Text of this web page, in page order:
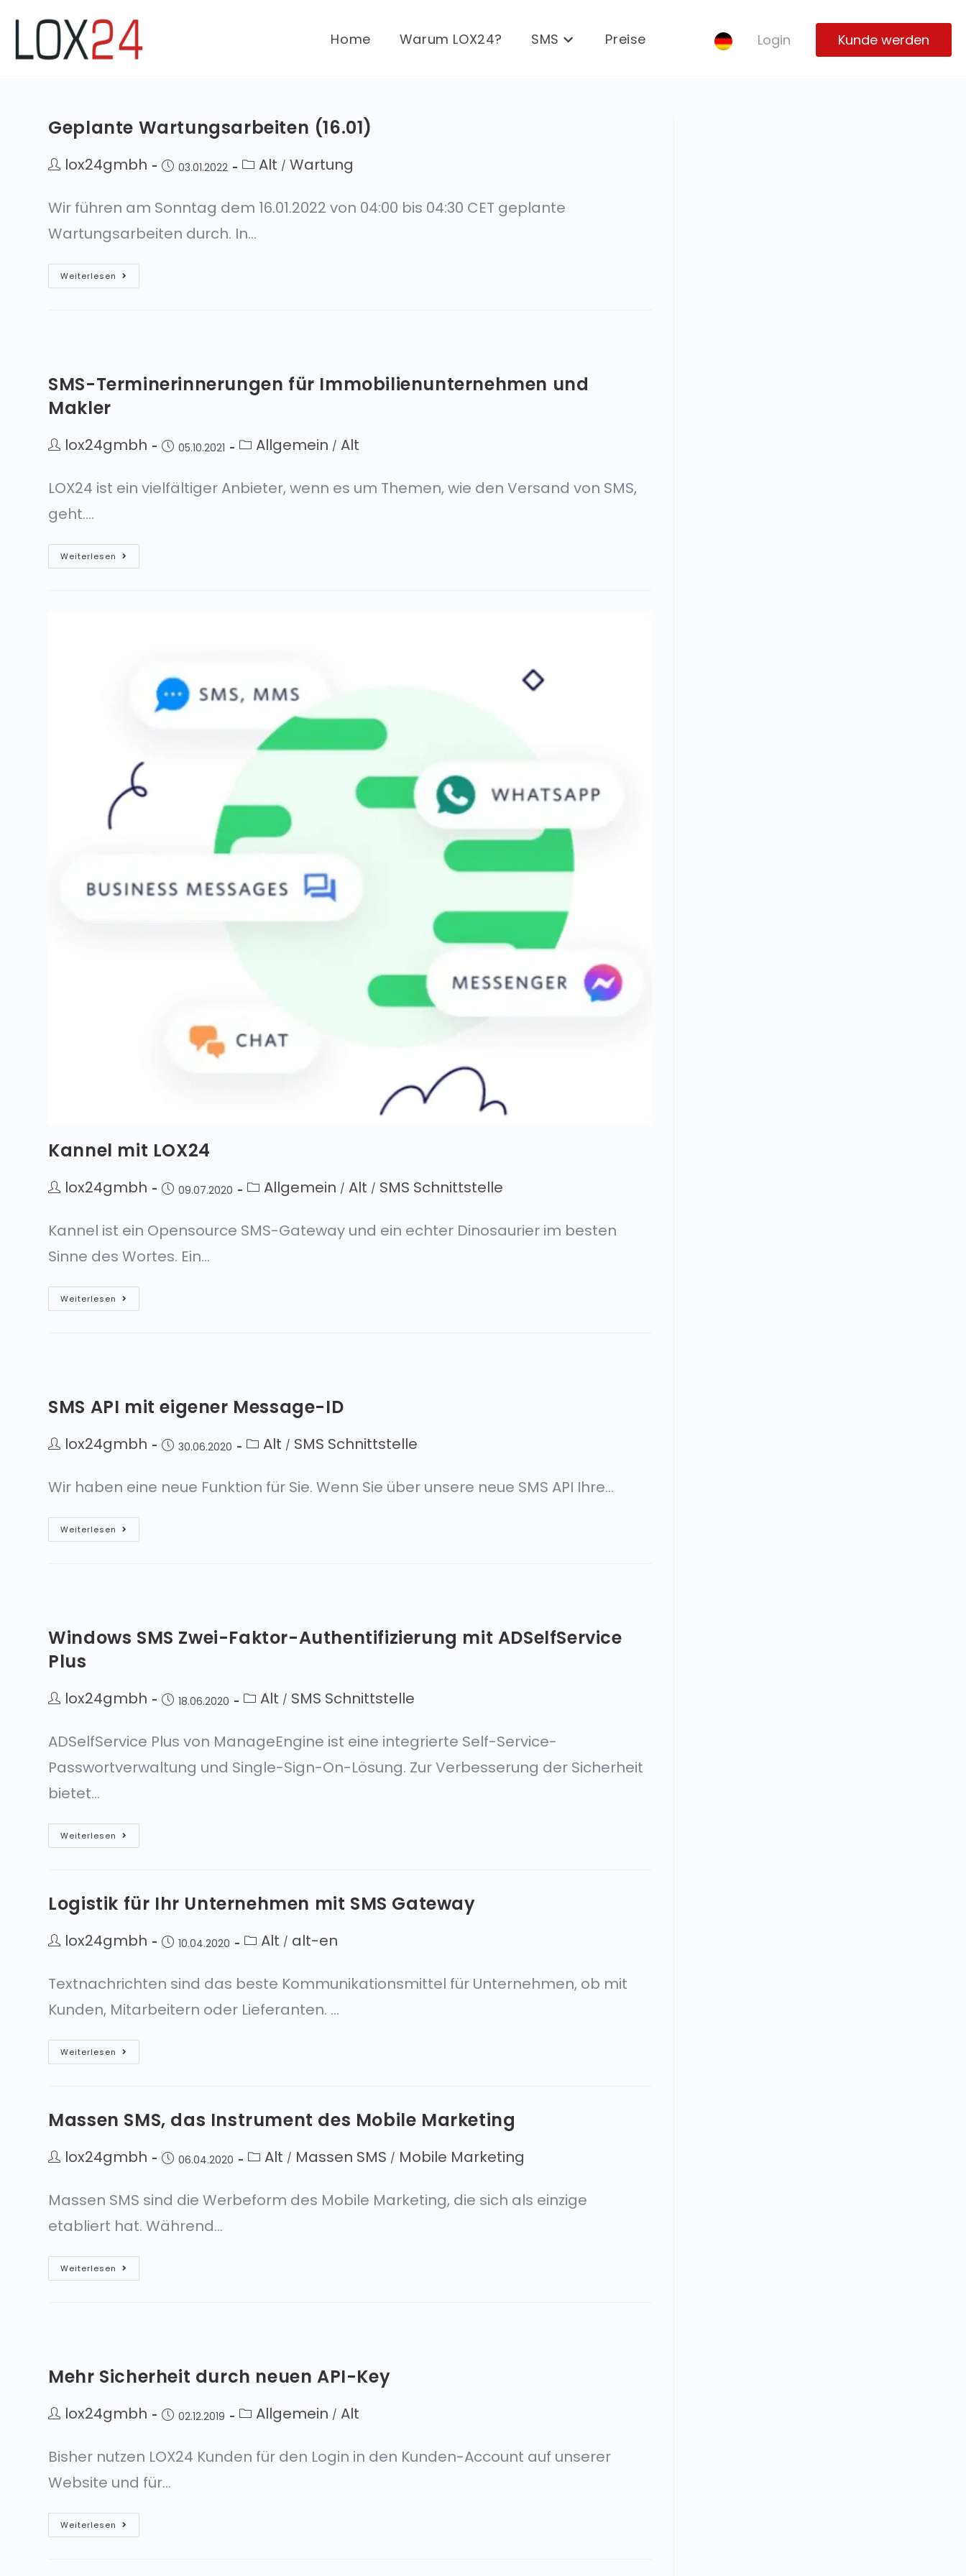
Login Kunde werden
Home Warum LOX24? SMS Preise
Geplante Wartungsarbeiten (16.01)
lox24gmbh 03.01.2022 Alt / Wartung
Wir führen am Sonntag dem 16.01.2022 von 04:00 bis 04:30 CET geplante
Wartungsarbeiten durch. In…
Weiterlesen
SMS-Terminerinnerungen für Immobilienunternehmen und
Makler
lox24gmbh 05.10.2021 Allgemein / Alt
LOX24 ist ein vielfältiger Anbieter, wenn es um Themen, wie den Versand von SMS,
geht.…
Weiterlesen
Kannel mit LOX24
lox24gmbh 09.07.2020 Allgemein / Alt / SMS Schnittstelle
Kannel ist ein Opensource SMS-Gateway und ein echter Dinosaurier im besten
Sinne des Wortes. Ein…
Weiterlesen
SMS API mit eigener Message-ID
lox24gmbh 30.06.2020 Alt / SMS Schnittstelle
Wir haben eine neue Funktion für Sie. Wenn Sie über unsere neue SMS API Ihre…
Weiterlesen
Windows SMS Zwei-Faktor-Authentifizierung mit ADSelfService
Plus
lox24gmbh 18.06.2020 Alt / SMS Schnittstelle
ADSelfService Plus von ManageEngine ist eine integrierte Self-Service-
Passwortverwaltung und Single-Sign-On-Lösung. Zur Verbesserung der Sicherheit
bietet…
Weiterlesen
Logistik für Ihr Unternehmen mit SMS Gateway
lox24gmbh 10.04.2020 Alt / alt-en
Textnachrichten sind das beste Kommunikationsmittel für Unternehmen, ob mit
Kunden, Mitarbeitern oder Lieferanten. …
Weiterlesen
Massen SMS, das Instrument des Mobile Marketing
lox24gmbh 06.04.2020 Alt / Massen SMS / Mobile Marketing
Massen SMS sind die Werbeform des Mobile Marketing, die sich als einzige
etabliert hat. Während…
Weiterlesen
Mehr Sicherheit durch neuen API-Key
lox24gmbh 02.12.2019 Allgemein / Alt
Bisher nutzen LOX24 Kunden für den Login in den Kunden-Account auf unserer
Website und für…
Weiterlesen